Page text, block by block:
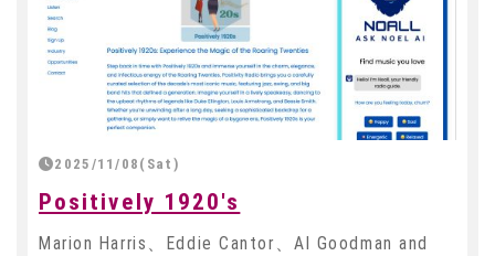
2025/11/08(Sat)
Positively 1920's
Marion Harris、Eddie Cantor、Al Goodman and